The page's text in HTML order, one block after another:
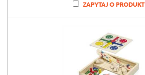
ZAPYTAJ O PRODUKT